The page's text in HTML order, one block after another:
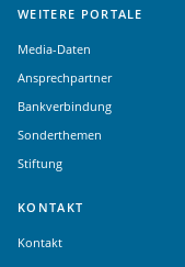
WEITERE PORTALE
Media-Daten
Ansprechpartner
Bankverbindung
Sonderthemen
Stiftung
KONTAKT
Kontakt